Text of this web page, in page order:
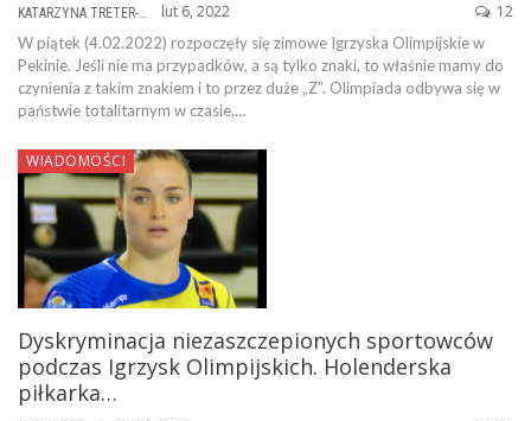
KATARZYNA TRETER-SIERPIŃSKA lut 6, 2022 12
W piątek (4.02.2022) rozpoczęły się zimowe Igrzyska Olimpijskie w
Pekinie. Jeśli nie ma przypadków, a są tylko znaki, to właśnie mamy do
czynienia z takim znakiem i to przez duże „Z”. Olimpiada odbywa się w
państwie totalitarnym w czasie,…
WIADOMOŚCI
Dyskryminacja niezaszczepionych sportowców
podczas Igrzysk Olimpijskich. Holenderska
piłkarka…